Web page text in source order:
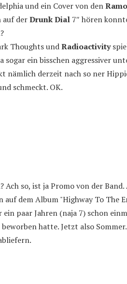
und ein Cover von den
auf derDrunk Dial 7″ hören
Thoughts undRadioactivity
sogar ein bisschen aggressiver
nämlich derzeit nach so ner
schmeckt. OK.
Ach so, ist ja Promo von der
dem Album "Highway To The
ein paar Jahren (naja 7) schon
beworben hatte. Jetzt also